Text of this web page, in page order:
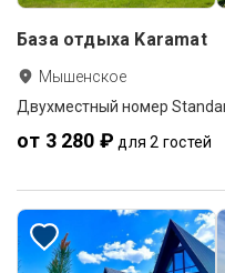
База отдыха Karamat
Мышенское
Двухместный номер
от 3 280 ₽ для 2 гостей